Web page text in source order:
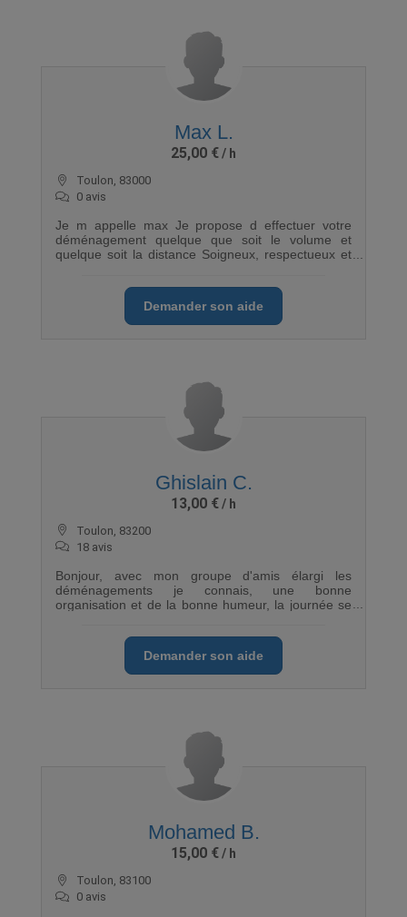
Max L.
25,00 €
Toulon, 83000
0 avis
Je m appelle max Je propose d effectuer votre
déménagement quelque que soit le volume et
quelque soit la distance Soigneux, respectueux et
Demander son aide
Ghislain C.
13,00 €
Toulon, 83200
18 avis
Bonjour, avec mon groupe d'amis élargi les
déménagements je connais, une bonne
organisation et de la bonne humeur, la journée se
besoin.. je suis éducateur spécialisé et père de
Demander son aide
Mohamed B.
15,00 €
Toulon, 83100
0 avis